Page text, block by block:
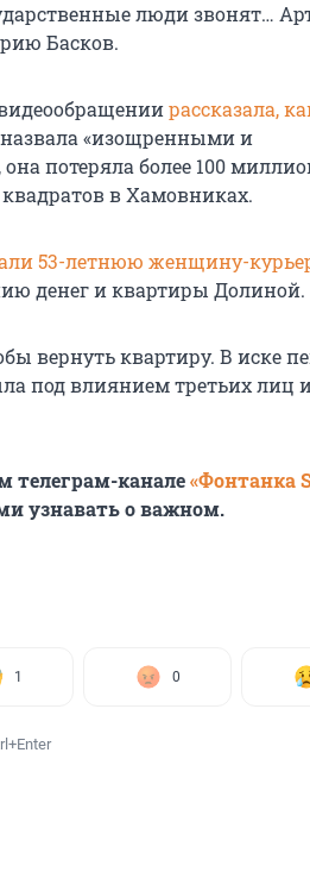
люди звонят…
Басков.
рассказала,
«изощренными и
потеряла более 100
в Хамовниках.
53-летнюю женщину-
денег и квартиры Долиной.
вернуть квартиру. В иске
под влиянием третьих лиц
телеграм-канале«Фонтанка
узнавать о важном.
1 0